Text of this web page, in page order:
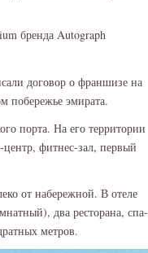
бренда Autograph
договор о франшизе на
побережье эмирата.
порта. На его территории
фитнес-зал, первый
от набережной. В отеле
два ресторана, спа-
метров.